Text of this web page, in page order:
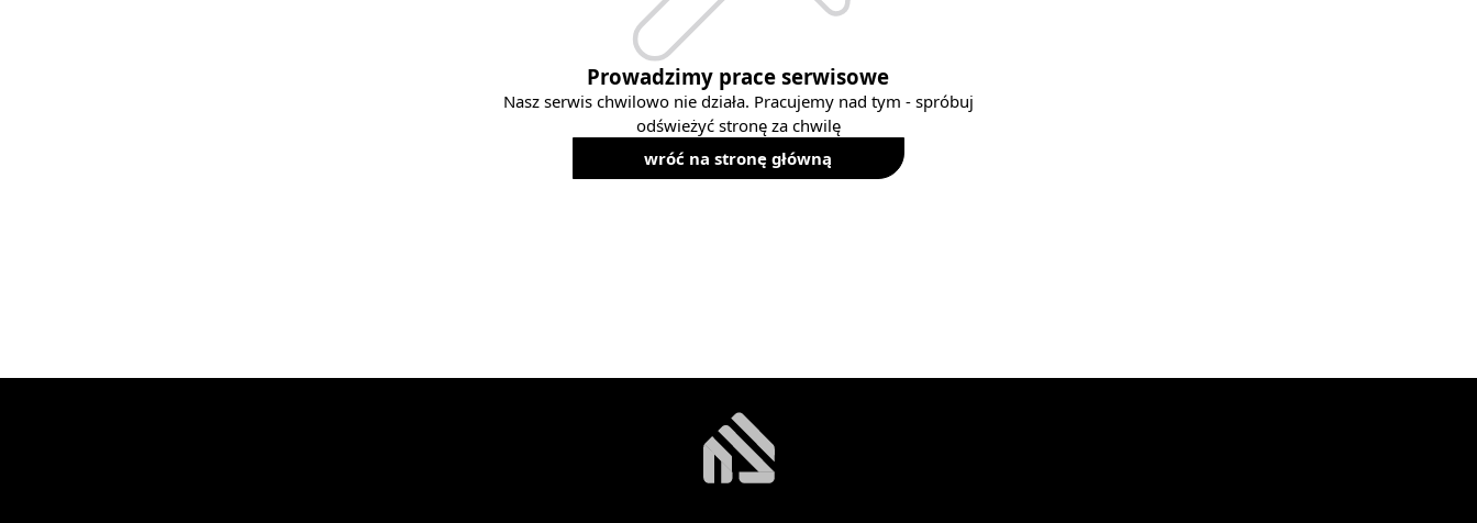
Prowadzimy prace serwisowe
Nasz serwis chwilowo nie działa. Pracujemy nad tym - spróbuj
odświeżyć stronę za chwilę
wróć na stronę główną